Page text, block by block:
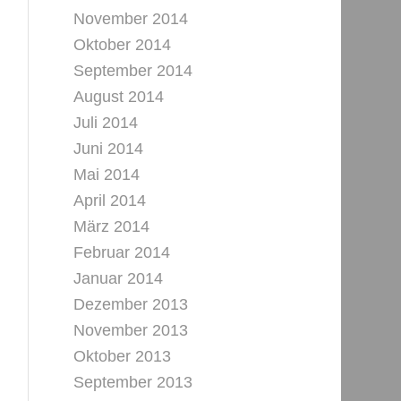
November 2014
Oktober 2014
September 2014
August 2014
Juli 2014
Juni 2014
Mai 2014
April 2014
März 2014
Februar 2014
Januar 2014
Dezember 2013
November 2013
Oktober 2013
September 2013